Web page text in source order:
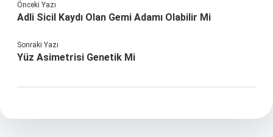
Önceki Yazı
Adli Sicil Kaydı Olan Gemi Adamı Olabilir Mi
Sonraki Yazı
Yüz Asimetrisi Genetik Mi